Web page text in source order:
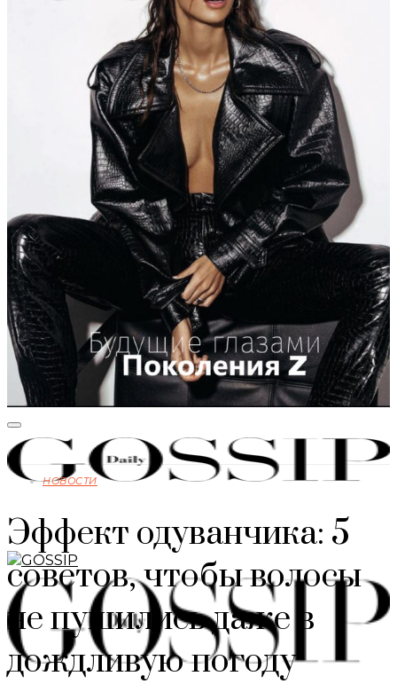
НОВОСТИ
Эффект одуванчика: 5
советов, чтобы волосы
не пушились даже в
дождливую погоду